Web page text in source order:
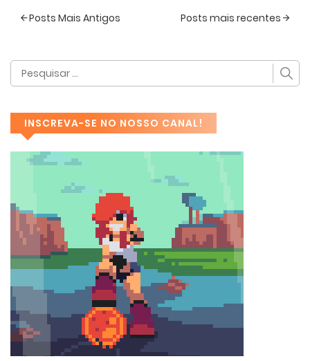
Posts Mais Antigos Posts mais recentes
INSCREVA-SE NO NOSSO CANAL!